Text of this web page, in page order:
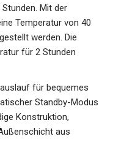
Mit der
Temperatur von 40
werden. Die
für 2 Stunden
für bequemes
Standby-Modus
Konstruktion,
aus